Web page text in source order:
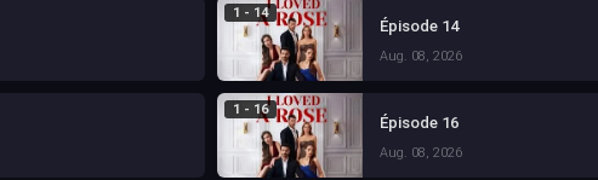
1 - 14
Épisode 14
Aug. 08, 2026
1 - 16
Épisode 16
Aug. 08, 2026